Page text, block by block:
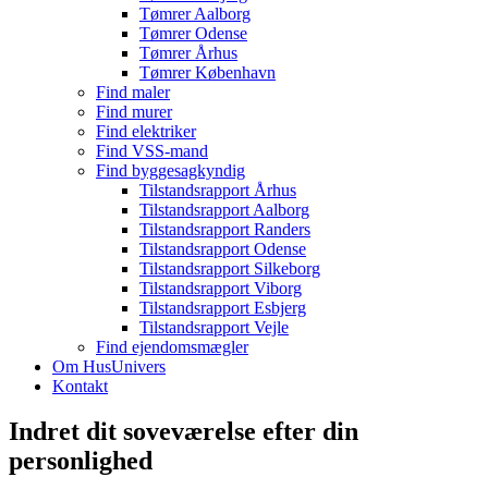
Tømrer Aalborg
Tømrer Odense
Tømrer Århus
Tømrer København
Find maler
Find murer
Find elektriker
Find VSS-mand
Find byggesagkyndig
Tilstandsrapport Århus
Tilstandsrapport Aalborg
Tilstandsrapport Randers
Tilstandsrapport Odense
Tilstandsrapport Silkeborg
Tilstandsrapport Viborg
Tilstandsrapport Esbjerg
Tilstandsrapport Vejle
Find ejendomsmægler
Om HusUnivers
Kontakt
Indret dit soveværelse efter din
personlighed